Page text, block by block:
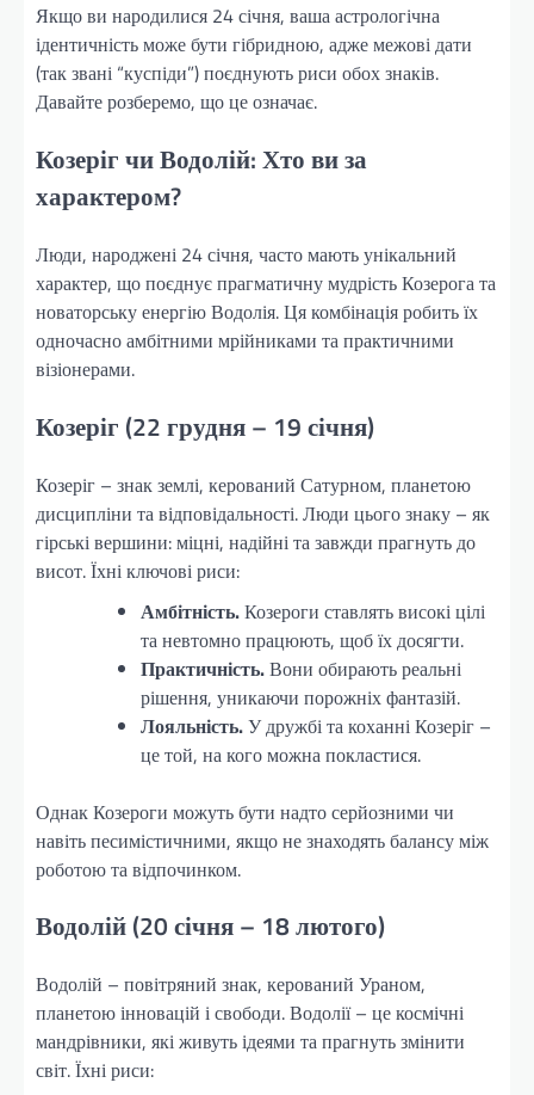
Якщо ви народилися 24 січня, ваша астрологічна
ідентичність може бути гібридною, адже межові дати
(так звані “куспіди”) поєднують риси обох знаків.
Давайте розберемо, що це означає.
Козеріг чи Водолій: Хто ви за
характером?
Люди, народжені 24 січня, часто мають унікальний
характер, що поєднує прагматичну мудрість Козерога та
новаторську енергію Водолія. Ця комбінація робить їх
одночасно амбітними мрійниками та практичними
візіонерами.
Козеріг (22 грудня – 19 січня)
Козеріг – знак землі, керований Сатурном, планетою
дисципліни та відповідальності. Люди цього знаку – як
гірські вершини: міцні, надійні та завжди прагнуть до
висот. Їхні ключові риси:
Амбітність.Козероги ставлять високі цілі
та невтомно працюють, щоб їх досягти.
Практичність.Вони обирають реальні
рішення, уникаючи порожніх фантазій.
Лояльність.У дружбі та коханні Козеріг –
це той, на кого можна покластися.
Однак Козероги можуть бути надто серйозними чи
навіть песимістичними, якщо не знаходять балансу між
роботою та відпочинком.
Водолій (20 січня – 18 лютого)
Водолій – повітряний знак, керований Ураном,
планетою інновацій і свободи. Водолії – це космічні
мандрівники, які живуть ідеями та прагнуть змінити
світ. Їхні риси: